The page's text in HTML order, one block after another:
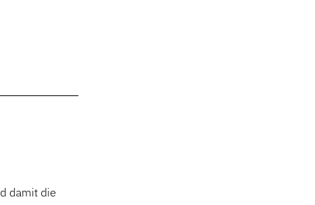
damit die